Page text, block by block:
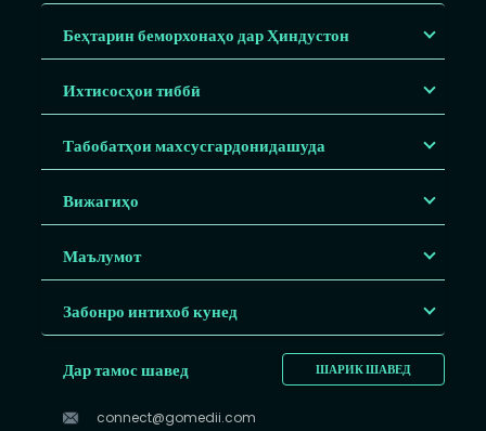
Беҳтарин беморхонаҳо дар Ҳиндустон
Ихтисосҳои тиббӣ
Табобатҳои махсусгардонидашуда
Вижагиҳо
Маълумот
Забонро интихоб кунед
ШАРИК ШАВЕД
Дар тамос шавед
connect@gomedii.com